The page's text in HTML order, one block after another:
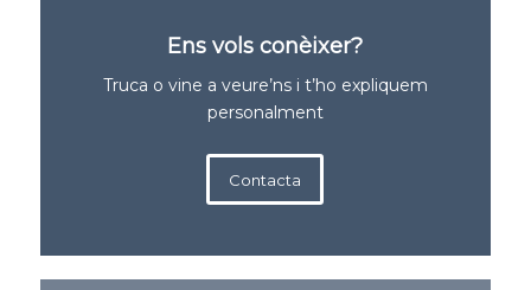
Ens vols conèixer?
Truca o vine a veure’ns i t’ho expliquem
personalment
Contacta